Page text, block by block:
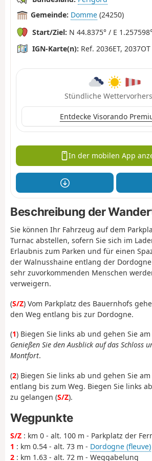
Gemeinde: Domme (24250)
Start/Ziel: N 44.8375° / E
IGN-Karte(n): Ref. 2036ET, 2037OT
Stündliche
Entdecke Visorando
In der mobilen App
Beschreibung der
Sie können Ihr Fahrzeug auf dem
Turnac abstellen, sofern Sie sich im
Erlaubnis zum Parken und für einen
der Walnusshaine entlang der
sehr zuvorkommenden Menschen
verweigern.
(S/Z) Vom Parkplatz des Bauernhofs
den Weg entlang bis zur Dordogne.
(1) Biegen Sie links ab und gehen Sie
Genießen Sie den Ausblick auf das Schloss
Montfort.
(2) Biegen Sie links ab und gehen Sie
entlang bis zum Weg. Biegen Sie links
zu gelangen (S/Z).
Wegpunkte
S/Z : km 0 - alt. 100 m - Parkplatz der
1 : km 0.54 - alt. 73 m - Dordogne (fleuve)
2 : km 1.63 - alt. 72 m - Weggabelung